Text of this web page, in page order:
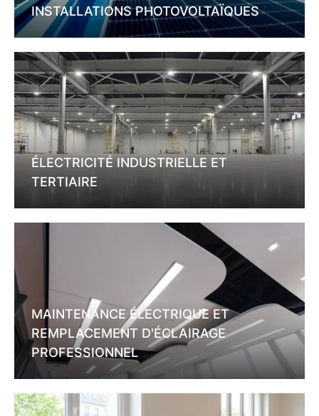
INSTALLATIONS PHOTOVOLTAÏQUES
ÉLECTRICITÉ INDUSTRIELLE ET
TERTIAIRE
MAINTENANCE ÉLECTRIQUE ET
REMPLACEMENT D'ÉCLAIRAGE
PROFESSIONNEL